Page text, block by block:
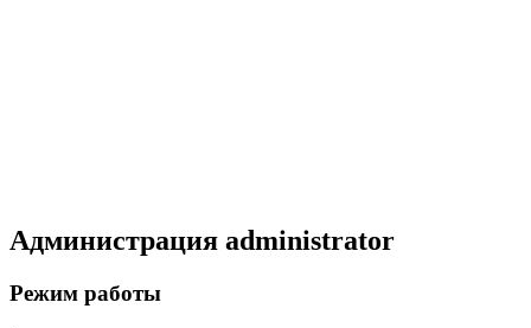
Администрация administrator
Режим работы